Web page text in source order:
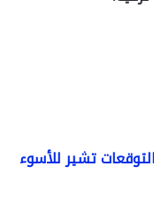
تشير للأسوء